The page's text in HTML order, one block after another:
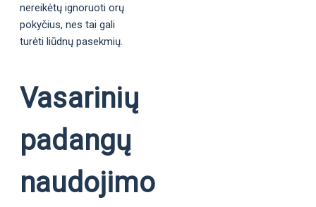
nereikėtų ignoruoti orų
pokyčius, nes tai gali
turėti liūdnų pasekmių.
Vasarinių
padangų
naudojimo